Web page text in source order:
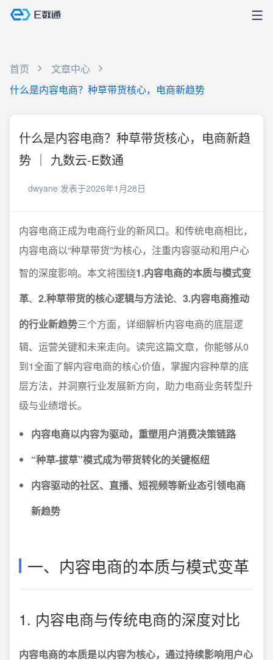
首页
文章中心
什么是内容电商？种草带货核心，电商新趋势
什么是内容电商？种草带货核心，电商新趋
势 ｜ 九数云-E数通
dwyane 发表于2026年1月28日
内容电商正成为电商行业的新风口。和传统电商相比，
内容电商以“种草带货”为核心，注重内容驱动和用户心
智的深度影响。本文将围绕1.内容电商的本质与模式变
革、 2.种草带货的核心逻辑与方法论、 3.内容电商推动
的行业新趋势三个方面，详细解析内容电商的底层逻
辑、运营关键和未来走向。读完这篇文章，你能够从0
到1全面了解内容电商的核心价值，掌握内容种草的底
层方法，并洞察行业发展新方向，助力电商业务转型升
级与业绩增长。
内容电商以内容为驱动，重塑用户消费决策链路
“种草-拔草”模式成为带货转化的关键枢纽
内容驱动的社区、直播、短视频等新业态引领电商
新趋势
一、内容电商的本质与模式变革
1. 内容电商与传统电商的深度对比
内容电商的本质是以内容为核心，通过持续影响用户心